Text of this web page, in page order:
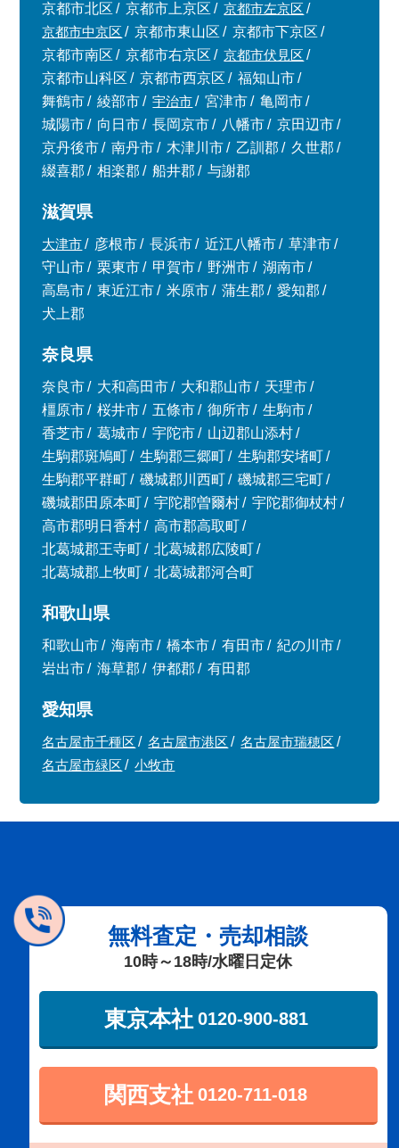
京都市北区 京都市上京区
京都市左京区
京都市中京区
京都市東山区
京都市下京区
京都市南区
京都市右京区
京都市伏見区
京都市山科区
京都市西京区
福知山市
舞鶴市
綾部市 宇治市 宮津市
亀岡市
城陽市
向日市 長岡京市 八幡市
京田辺市
京丹後市
南丹市 木津川市 乙訓郡
久世郡
綴喜郡
相楽郡 船井郡 与謝郡
滋賀県
大津市 彦根市 長浜市 近江八幡市
草津市
守山市
栗東市 甲賀市 野洲市
湖南市
高島市
東近江市 米原市 蒲生郡
愛知郡
犬上郡
奈良県
奈良市 大和高田市 大和郡山市
天理市
橿原市
桜井市 五條市 御所市
生駒市
香芝市
葛城市 宇陀市
山辺郡山添村
生駒郡斑鳩町
生駒郡三郷町
生駒郡安堵町
生駒郡平群町
磯城郡川西町
磯城郡三宅町
磯城郡田原本町
宇陀郡曽爾村
宇陀郡御杖村
高市郡明日香村
高市郡高取町
北葛城郡王寺町
北葛城郡広陵町
北葛城郡上牧町
北葛城郡河合町
和歌山県
和歌山市 海南市 橋本市 有田市
紀の川市
岩出市
海草郡 伊都郡 有田郡
愛知県
名古屋市千種区 名古屋市港区
名古屋市瑞穂区
名古屋市緑区
小牧市
無料査定・売却相談
10時～18時/水曜日定休
東京本社 0120-900-881
関西支社 0120-711-018